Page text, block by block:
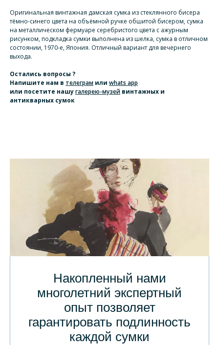
Оригинальная винтажная дамская сумка из стеклянного бисера
тёмно-синего цвета на объёмной ручке обшитой бисером, сумка
на металлическом фермуаре серебристого цвета с ажурным
рисунком, подкладка сумки выполнена из шелка, сумка в отличном
состоянии, 1970-е, Япония. Отличный вариант для вечернего
выхода.
Остались вопросы ?
Напишите нам в телеграм или whats app
или посетите нашугалерею-музей винтажных и
антикварных сумок
Накопленный нами
многолетний экспертный
опыт позволяет
гарантировать подлинность
каждой сумки